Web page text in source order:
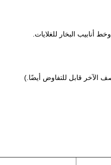
أنابيب البخار للغلايات.